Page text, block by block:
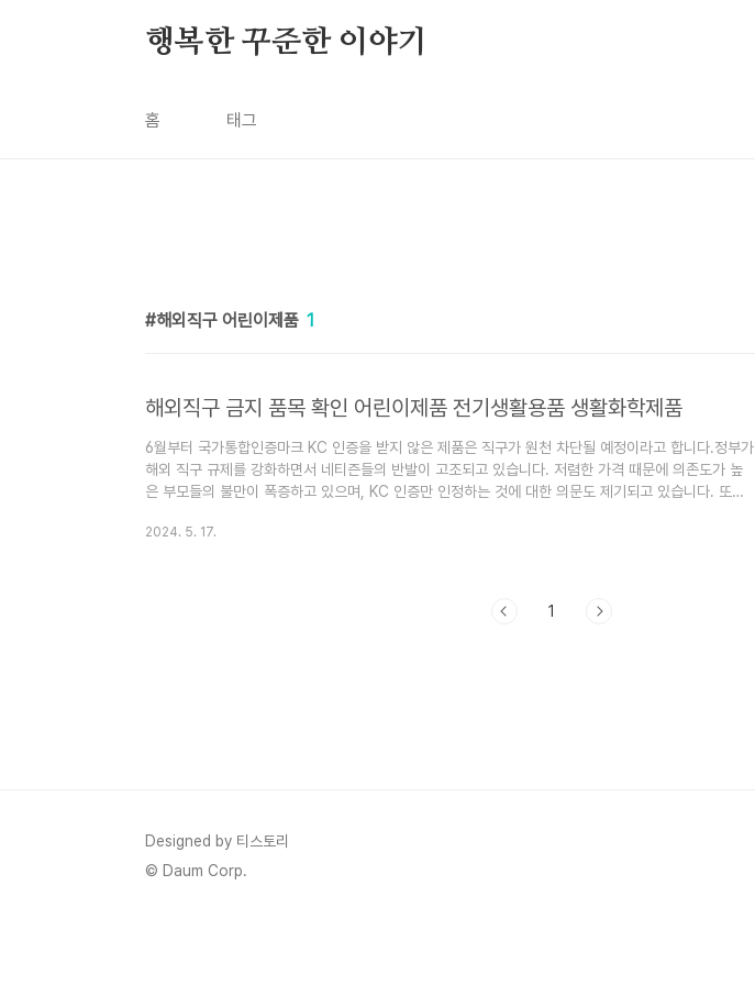
행복한 꾸준한 이야기
홈 태그
해외직구 어린이제품 1
해외직구 금지 품목 확인 어린이제품 전기생활용품 생활화학제품
6월부터 국가통합인증마크 KC 인증을 받지 않은 제품은 직구가 원천 차단될 예정이라고 합니다.정부가
해외 직구 규제를 강화하면서 네티즌들의 반발이 고조되고 있습니다. 저렴한 가격 때문에 의존도가 높
은 부모들의 불만이 폭증하고 있으며, KC 인증만 인정하는 것에 대한 의문도 제기되고 있습니다. 또한
구 3일만에 철회 정부 KC 미인증 해외직구 금지 방침 3일만에 철회KC 인증이 되지 않는 제품에 대해
2024. 5. 17.
1
Designed by 티스토리
© Daum Corp.